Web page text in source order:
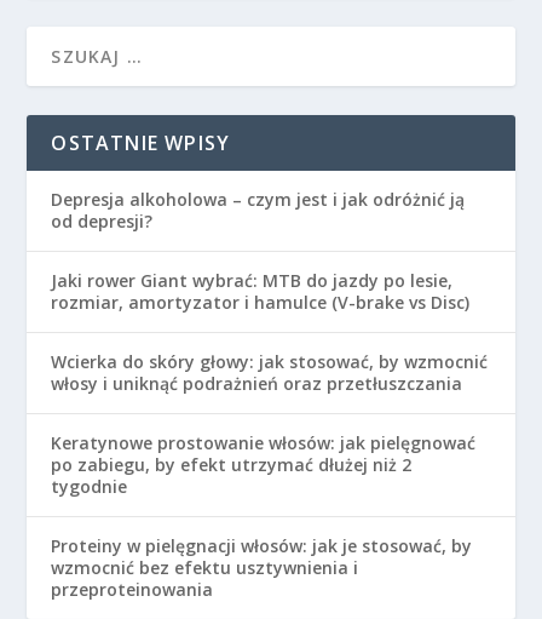
OSTATNIE WPISY
Depresja alkoholowa – czym jest i jak odróżnić ją
od depresji?
Jaki rower Giant wybrać: MTB do jazdy po lesie,
rozmiar, amortyzator i hamulce (V-brake vs Disc)
Wcierka do skóry głowy: jak stosować, by wzmocnić
włosy i uniknąć podrażnień oraz przetłuszczania
Keratynowe prostowanie włosów: jak pielęgnować
po zabiegu, by efekt utrzymać dłużej niż 2
tygodnie
Proteiny w pielęgnacji włosów: jak je stosować, by
wzmocnić bez efektu usztywnienia i
przeproteinowania